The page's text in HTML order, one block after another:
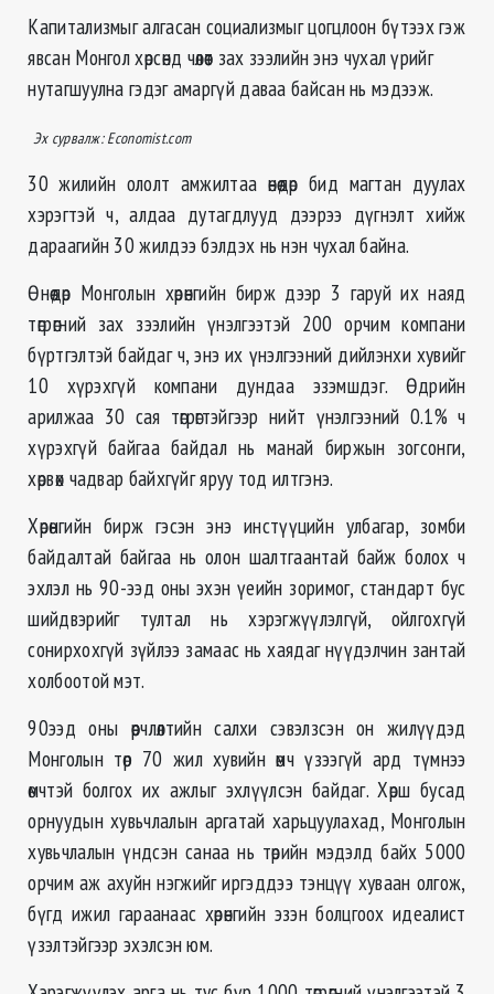
Капитализмыг алгасан социализмыг цогцлоон бүтээх гэж
явсан Монгол хөрсөнд чөлөөт зах зээлийн энэ чухал үрийг
нутагшуулна гэдэг амаргүй даваа байсан нь мэдээж.
Эх сурвалж: Economist.com
30 жилийн ололт амжилтаа өнөөдөр бид магтан дуулах
хэрэгтэй ч, алдаа дутагдлууд дээрээ дүгнэлт хийж
дараагийн 30 жилдээ бэлдэх нь нэн чухал байна.
Өнөөдөр Монголын хөрөнгийн бирж дээр 3 гаруй их наяд
төгрөгний зах зээлийн үнэлгээтэй 200 орчим компани
бүртгэлтэй байдаг ч, энэ их үнэлгээний дийлэнхи хувийг
10 хүрэхгүй компани дундаа эзэмшдэг. Өдрийн
арилжаа 30 сая төгрөгтэйгээр нийт үнэлгээний 0.1% ч
хүрэхгүй байгаа байдал нь манай биржын зогсонги,
хөрвөх чадвар байхгүйг яруу тод илтгэнэ.
Хөрөнгийн бирж гэсэн энэ инстүүцийн улбагар, зомби
байдалтай байгаа нь олон шалтгаантай байж болох ч
эхлэл нь 90-ээд оны эхэн үеийн зоримог, стандарт бус
шийдвэрийг тултал нь хэрэгжүүлэлгүй, ойлгохгүй
сонирхохгүй зүйлээ замаас нь хаядаг нүүдэлчин зантай
холбоотой мэт.
90ээд оны өөрчлөлтийн салхи сэвэлзсэн он жилүүдэд
Монголын төр 70 жил хувийн өмч үзээгүй ард түмнээ
өмчтэй болгох их ажлыг эхлүүлсэн байдаг. Хөрш бусад
орнуудын хувьчлалын аргатай харьцуулахад, Монголын
хувьчлалын үндсэн санаа нь төрийн мэдэлд байх 5000
орчим аж ахуйн нэгжийг иргэддээ тэнцүү хуваан олгож,
бүгд ижил гараанаас хөрөнгийн эзэн болцгоох идеалист
үзэлтэйгээр эхэлсэн юм.